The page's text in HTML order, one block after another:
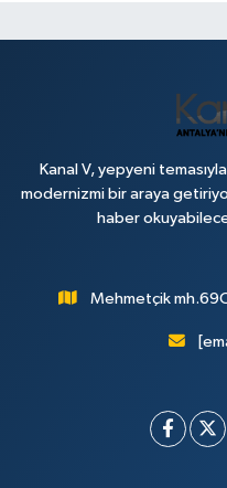
Kanal V, yepyeni
modernizmi bir araya
haber
Mehmetçik